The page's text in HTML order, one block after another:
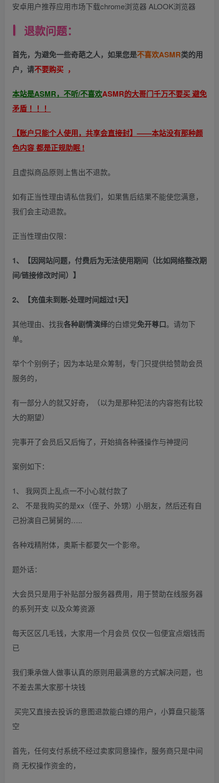
安卓用户推荐应用市场下载chrome浏览器 ALOOK浏览器
退款问题：
首先，为避免一些奇葩之人，如果您是不喜欢ASMR类的用
户，请不要购买 ，
本站是ASMR，不听/不喜欢ASMR的大哥门千万不要买 避免
矛盾 ！！！
【账户只能个人使用，共享会直接封】——本站没有那种颜
色内容 都是正规助眠 !
且虚拟商品原则上售出不退款。
如有正当性理由请私信我们，如果售后结果不能使您满意，
我们会主动退款。
正当性理由仅限：
1、【因网站问题，付费后为无法使用期间（比如网络整改期
间/链接修改时间）】
2、【充值未到账-处理时间超过1天】
其他理由、找我各种剧情演绎的白嫖党免开尊口。请勿下
单。
举个个别例子；因为本站是众筹制，专门只提供给赞助会员
服务的，
有一部分人的就又好奇，（以为是那种犯法的内容抱有比较
大的期望）
完事开了会员后又后悔了，开始搞各种骚操作与神提问
案例如下：
1、 我网页上乱点一不小心就付款了
2、 不是我购买的是xx（侄子、外甥）小朋友，然后还有自
己扮演自己舅舅的…..
各种戏精附体，奥斯卡都要欠一个影帝。
题外话：
大会员只是用于补贴部分服务器费用，用于赞助在线服务器
的系列开支 以及众筹资源
每天区区几毛钱，大家用一个月会员 仅仅一包便宜点烟钱而
已
我们秉承做人做事认真的原则用最满意的方式解决问题，也
不差去黑大家那十块钱
买完又直接去投诉的意图退款能白嫖的用户，小算盘只能落
空
首先，任何支付系统不经过卖家同意操作，服务商只是中间
商 无权操作资金的，